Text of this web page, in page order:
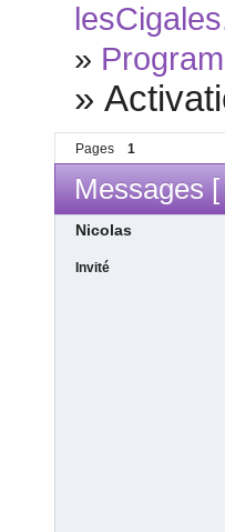
»
»
Pages 1
Messages
Nicolas
Invité